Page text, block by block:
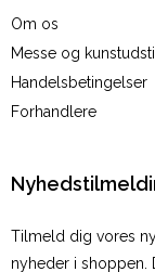
Om os
Messe og
Handelsbetingelser
Forhandlere
Tilmeld dig vores
nyheder i shoppen.